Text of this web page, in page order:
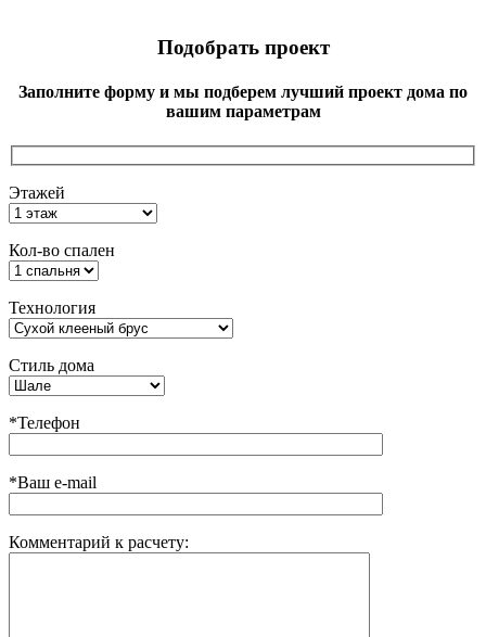
Подобрать проект
Заполните форму и мы подберем лучший проект дома по
вашим параметрам
Этажей
Кол-во спален
Технология
Стиль дома
*Телефон
*Ваш e-mail
Комментарий к расчету: